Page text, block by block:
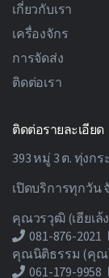
เกี่ยวกับเรา
เครื่องจักร
การจัดส่ง
ติดต่อเรา
ติดต่อรายละเอียด
393 หมู่ 3 ต. ทุ่งก
เปิดบริการทุกวัน จั
คุณวรวุฒิ (เฮียเล้
081-876-2021
คุณนิติธรรม (คุณ
061-179-9958